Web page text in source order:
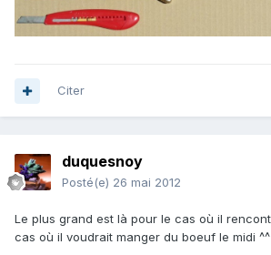
Citer
duquesnoy
Posté(e) 26 mai 2012
Le plus grand est là pour le cas où il
cas où il voudrait manger du boeuf le midi ^^